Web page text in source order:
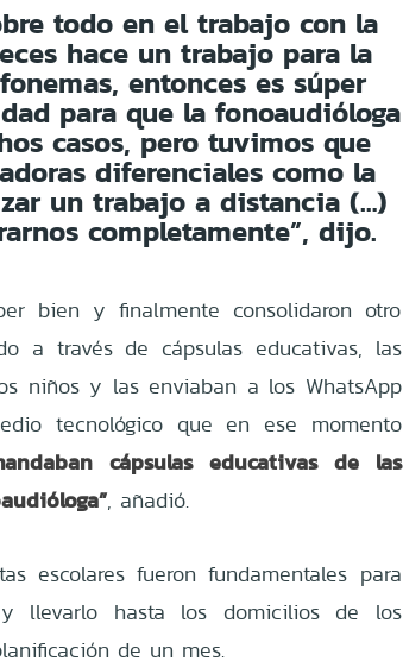
todo en el trabajo con la
hace un trabajo para la
entonces es súper
para que la fonoaudióloga
casos, pero tuvimos que
diferenciales como la
un trabajo a distancia (…)
completamente”, dijo.
bien y finalmente consolidaron otro
a través de cápsulas educativas, las
niños y las enviaban a los WhatsApp
tecnológico que en ese momento
cápsulas educativas de las
, añadió.
escolares fueron fundamentales para
llevarlo hasta los domicilios de los
de un mes.